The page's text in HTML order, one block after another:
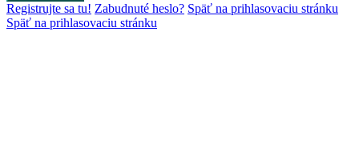
Registrujte sa tu! Zabudnuté heslo? Späť na prihlasovaciu stránku
Späť na prihlasovaciu stránku